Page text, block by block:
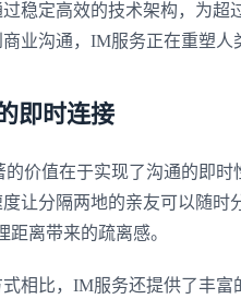
稳定高效的技术架构，为超
业沟通，IM服务正在重塑人
即时连接
价值在于实现了沟通的即
让分隔两地的亲友可以随
距离带来的疏离感。
相比，IM服务还提供了丰